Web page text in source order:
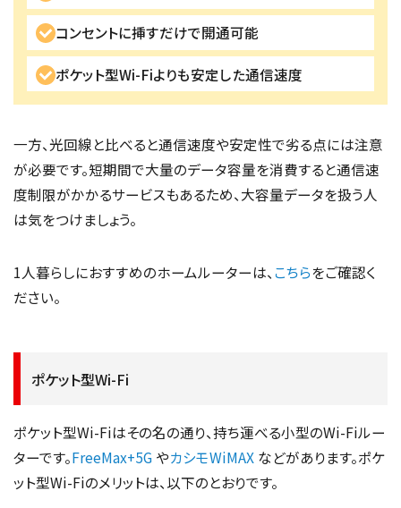
コンセントに挿すだけで開通可能
ポケット型Wi-Fiよりも安定した通信速度
一方、光回線と比べると通信速度や安定性で劣る点には注意
が必要です。短期間で大量のデータ容量を消費すると通信速
度制限がかかるサービスもあるため、大容量データを扱う人
は気をつけましょう。
1人暮らしにおすすめのホームルーターは、こちらをご確認く
ださい。
ポケット型Wi-Fi
ポケット型Wi-Fiはその名の通り、持ち運べる小型のWi-Fiルー
ターです。FreeMax+5G やカシモWiMAX などがあります。ポケ
ット型Wi-Fiのメリットは、以下のとおりです。